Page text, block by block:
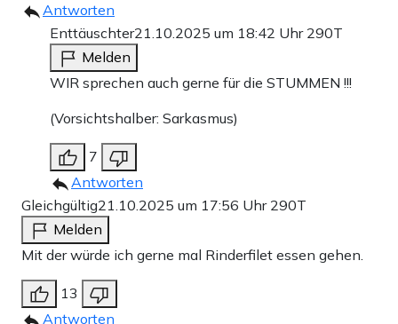
Antworten
Enttäuschter21.10.2025 um 18:42 Uhr 290T
Melden
WIR sprechen auch gerne für die STUMMEN !!!
(Vorsichtshalber: Sarkasmus)
7
Antworten
Gleichgültig21.10.2025 um 17:56 Uhr 290T
Melden
Mit der würde ich gerne mal Rinderfilet essen gehen.
13
Antworten